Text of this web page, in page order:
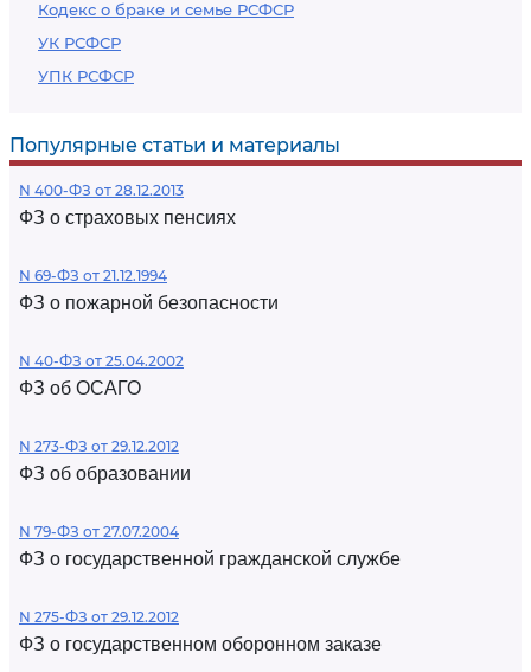
Кодекс о браке и семье РСФСР
УК РСФСР
УПК РСФСР
Популярные статьи и материалы
N 400-ФЗ от 28.12.2013
ФЗ о страховых пенсиях
N 69-ФЗ от 21.12.1994
ФЗ о пожарной безопасности
N 40-ФЗ от 25.04.2002
ФЗ об ОСАГО
N 273-ФЗ от 29.12.2012
ФЗ об образовании
N 79-ФЗ от 27.07.2004
ФЗ о государственной гражданской службе
N 275-ФЗ от 29.12.2012
ФЗ о государственном оборонном заказе